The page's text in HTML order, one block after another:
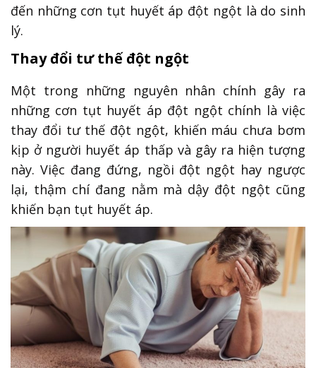
đến những cơn tụt huyết áp đột ngột là do sinh
lý.
Thay đổi tư thế đột ngột
Một trong những nguyên nhân chính gây ra
những cơn tụt huyết áp đột ngột chính là việc
thay đổi tư thế đột ngột, khiến máu chưa bơm
kịp ở người huyết áp thấp và gây ra hiện tượng
này. Việc đang đứng, ngồi đột ngột hay ngược
lại, thậm chí đang nằm mà dậy đột ngột cũng
khiến bạn tụt huyết áp.